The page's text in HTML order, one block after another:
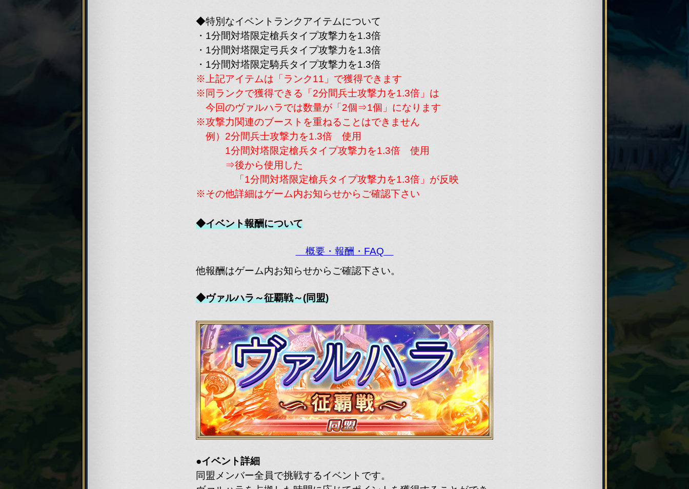
とくりゅう配信YouTuber
world33
[GMS]
カマトトぶってんじゃね
ぇ
cなつみv
「カマトト！」
world49
[KNG]
キングコング
森の賢王-ハムスケ-
———————-
◆特別なイベントランクアイテムについて
・1分間対塔限定槍兵タイプ攻撃力を1.3倍
・1分間対塔限定弓兵タイプ攻撃力を1.3倍
・1分間対塔限定騎兵タイプ攻撃力を1.3倍
※上記アイテムは「ランク11」で獲得できます
※同ランクで獲得できる「2分間兵士攻撃力を1.3倍」は
今回のヴァルハラでは数量が「2個⇒1個」になります
※攻撃力関連のブーストを重ねることはできません
例）2分間兵士攻撃力を1.3倍 使用
1分間対塔限定槍兵タイプ攻撃力を1.3倍 使用
⇒後から使用した
「1分間対塔限定槍兵タイプ攻撃力を1.3倍」が反映
※その他詳細はゲーム内お知らせからご確認下さい
◆イベント報酬について
概要・報酬・FAQ
他報酬はゲーム内お知らせからご確認下さい。
◆ヴァルハラ～征覇戦～(同盟)
●イベント詳細
同盟メンバー全員で挑戦するイベントです。